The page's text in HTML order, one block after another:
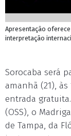
Apresentação
interpretação
Sorocaba será
amanhã (21),
entrada
(OSS), o
de Tampa, da